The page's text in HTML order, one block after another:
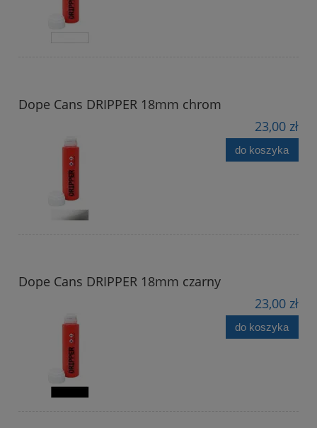
Dope Cans DRIPPER 18mm chrom
23,00 zł
do koszyka
Dope Cans DRIPPER 18mm czarny
23,00 zł
do koszyka